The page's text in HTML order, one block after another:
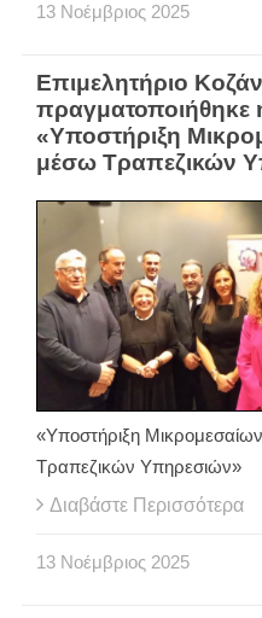
13 Νοέμβριος 2025
Επιμελητήριο
πραγματοποιήθηκε
«Υποστήριξη
μέσω Τραπεζικών
«Υποστήριξη
Τραπεζικών Υπηρεσιών»
Διαβάστε Περισσότερα
13 Νοέμβριος 2025